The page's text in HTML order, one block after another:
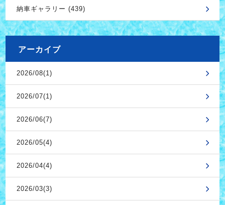
納車ギャラリー (439)
アーカイブ
2026/08(1)
2026/07(1)
2026/06(7)
2026/05(4)
2026/04(4)
2026/03(3)